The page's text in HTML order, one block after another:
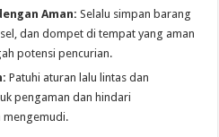
Aman: Selalu simpan barang
dan dompet di tempat yang aman
potensi pencurian.
Patuhi aturan lalu lintas dan
pengaman dan hindari
mengemudi.